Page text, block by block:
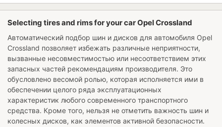
Selecting tires and rims for your car Opel Crossland
Автоматический подбор шин и дисков для автомобиля Opel
Crossland позволяет избежать различные неприятности,
вызванные несовместимостью или несоответствием этих
запасных частей рекомендациям производителя. Это
обусловлено весомой ролью, которая исполняется ими в
обеспечении целого ряда эксплуатационных
характеристик любого современного транспортного
средства. Кроме того, нельзя не отметить важность шин и
колесных дисков, как элементов активной безопасности.